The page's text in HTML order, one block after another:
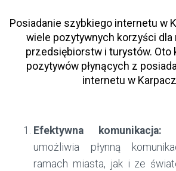
Posiadanie szybkiego internetu w
wiele pozytywnych korzyści dla
przedsiębiorstw i turystów. Oto
pozytywów płynących z
internetu w
Efektywna komunikacja:
umożliwia płynną
ramach miasta, jak i ze